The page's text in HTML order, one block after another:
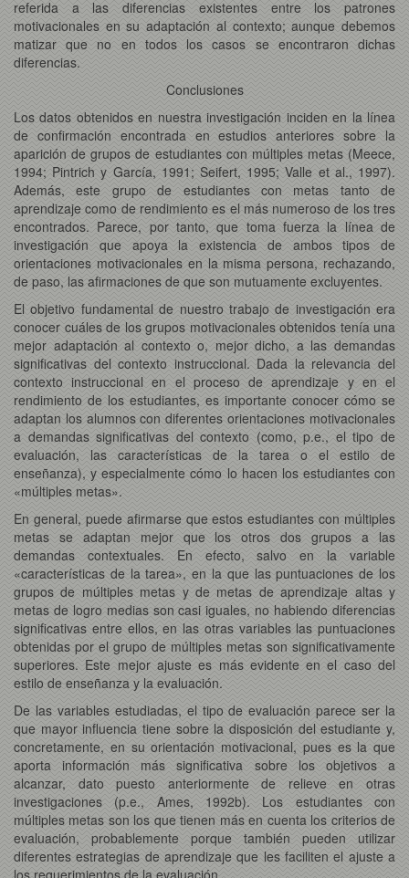
referida a las diferencias existentes entre los patrones
motivacionales en su adaptación al contexto; aunque debemos
matizar que no en todos los casos se encontraron dichas
diferencias.
Conclusiones
Los datos obtenidos en nuestra investigación inciden en la línea
de confirmación encontrada en estudios anteriores sobre la
aparición de grupos de estudiantes con múltiples metas (Meece,
1994; Pintrich y García, 1991; Seifert, 1995; Valle et al., 1997).
Además, este grupo de estudiantes con metas tanto de
aprendizaje como de rendimiento es el más numeroso de los tres
encontrados. Parece, por tanto, que toma fuerza la línea de
investigación que apoya la existencia de ambos tipos de
orientaciones motivacionales en la misma persona, rechazando,
de paso, las afirmaciones de que son mutuamente excluyentes.
El objetivo fundamental de nuestro trabajo de investigación era
conocer cuáles de los grupos motivacionales obtenidos tenía una
mejor adaptación al contexto o, mejor dicho, a las demandas
significativas del contexto instruccional. Dada la relevancia del
contexto instruccional en el proceso de aprendizaje y en el
rendimiento de los estudiantes, es importante conocer cómo se
adaptan los alumnos con diferentes orientaciones motivacionales
a demandas significativas del contexto (como, p.e., el tipo de
evaluación, las características de la tarea o el estilo de
enseñanza), y especialmente cómo lo hacen los estudiantes con
«múltiples metas».
En general, puede afirmarse que estos estudiantes con múltiples
metas se adaptan mejor que los otros dos grupos a las
demandas contextuales. En efecto, salvo en la variable
«características de la tarea», en la que las puntuaciones de los
grupos de múltiples metas y de metas de aprendizaje altas y
metas de logro medias son casi iguales, no habiendo diferencias
significativas entre ellos, en las otras variables las puntuaciones
obtenidas por el grupo de múltiples metas son significativamente
superiores. Este mejor ajuste es más evidente en el caso del
estilo de enseñanza y la evaluación.
De las variables estudiadas, el tipo de evaluación parece ser la
que mayor influencia tiene sobre la disposición del estudiante y,
concretamente, en su orientación motivacional, pues es la que
aporta información más significativa sobre los objetivos a
alcanzar, dato puesto anteriormente de relieve en otras
investigaciones (p.e., Ames, 1992b). Los estudiantes con
múltiples metas son los que tienen más en cuenta los criterios de
evaluación, probablemente porque también pueden utilizar
diferentes estrategias de aprendizaje que les faciliten el ajuste a
los requerimientos de la evaluación.